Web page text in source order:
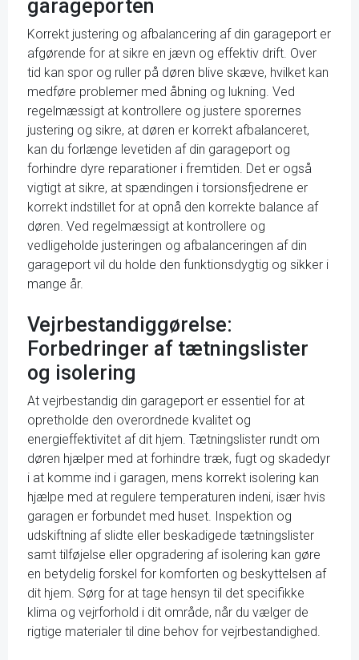
garageporten
Korrekt justering og afbalancering af din garageport er
afgørende for at sikre en jævn og effektiv drift. Over
tid kan spor og ruller på døren blive skæve, hvilket kan
medføre problemer med åbning og lukning. Ved
regelmæssigt at kontrollere og justere sporernes
justering og sikre, at døren er korrekt afbalanceret,
kan du forlænge levetiden af din garageport og
forhindre dyre reparationer i fremtiden. Det er også
vigtigt at sikre, at spændingen i torsionsfjedrene er
korrekt indstillet for at opnå den korrekte balance af
døren. Ved regelmæssigt at kontrollere og
vedligeholde justeringen og afbalanceringen af din
garageport vil du holde den funktionsdygtig og sikker i
mange år.
Vejrbestandiggørelse:
Forbedringer af tætningslister
og isolering
At vejrbestandig din garageport er essentiel for at
opretholde den overordnede kvalitet og
energieffektivitet af dit hjem. Tætningslister rundt om
døren hjælper med at forhindre træk, fugt og skadedyr
i at komme ind i garagen, mens korrekt isolering kan
hjælpe med at regulere temperaturen indeni, især hvis
garagen er forbundet med huset. Inspektion og
udskiftning af slidte eller beskadigede tætningslister
samt tilføjelse eller opgradering af isolering kan gøre
en betydelig forskel for komforten og beskyttelsen af
dit hjem. Sørg for at tage hensyn til det specifikke
klima og vejrforhold i dit område, når du vælger de
rigtige materialer til dine behov for vejrbestandighed.